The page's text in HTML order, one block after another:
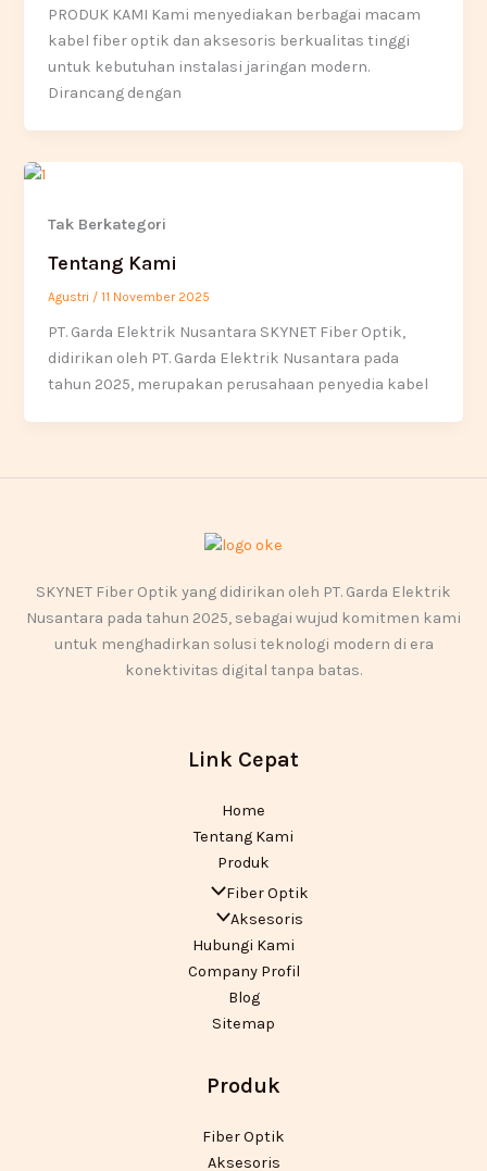
PRODUK KAMI Kami menyediakan berbagai macam
kabel fiber optik dan aksesoris berkualitas tinggi
untuk kebutuhan instalasi jaringan modern.
Dirancang dengan
Tak Berkategori
Tentang Kami
Agustri /11 November 2025
PT. Garda Elektrik Nusantara SKYNET Fiber Optik,
didirikan oleh PT. Garda Elektrik Nusantara pada
tahun 2025, merupakan perusahaan penyedia kabel
SKYNET Fiber Optik yang didirikan oleh PT. Garda Elektrik
Nusantara pada tahun 2025, sebagai wujud komitmen kami
untuk menghadirkan solusi teknologi modern di era
konektivitas digital tanpa batas.
Link Cepat
Home
Tentang Kami
Produk
Fiber Optik
Aksesoris
Hubungi Kami
Company Profil
Blog
Sitemap
Produk
Fiber Optik
Aksesoris